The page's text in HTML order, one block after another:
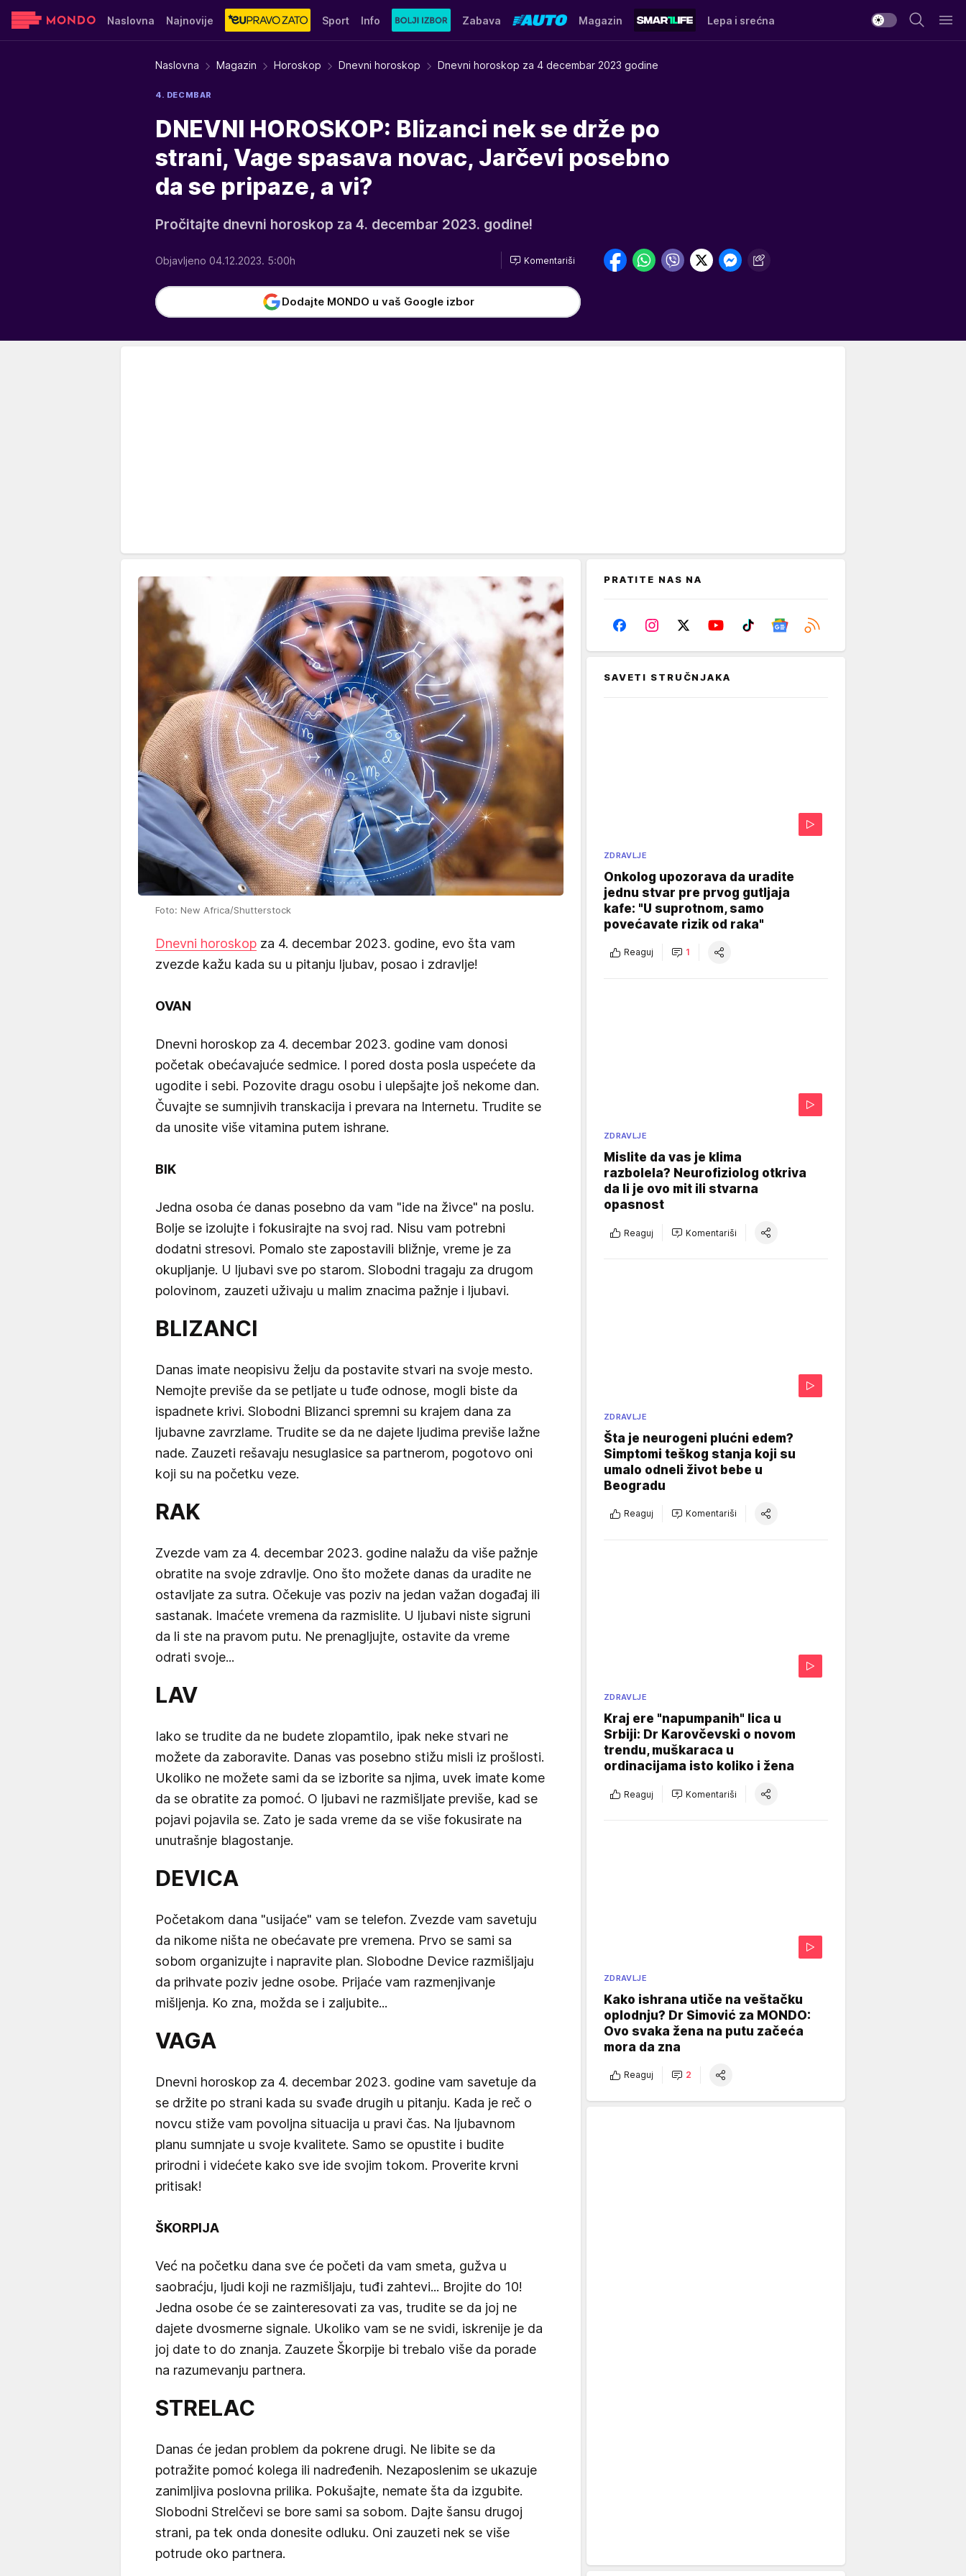
Naslovna Najnovije Sport Info Zabava Magazin Lepa i srećna
Stvar ukusa Yumama
Naslovna Magazin Horoskop Dnevni horoskop Dnevni horoskop za 4 decembar 2023 godine
4. DECMBAR
DNEVNI HOROSKOP: Blizanci nek se drže po
strani, Vage spasava novac, Jarčevi posebno
da se pripaze, a vi?
Pročitajte dnevni horoskop za 4. decembar 2023. godine!
Objavljeno 04.12.2023. 5:00h Komentariši
Dodajte MONDO u vaš Google izbor
Foto: New Africa/Shutterstock
Dnevni horoskop za 4. decembar 2023. godine, evo šta vam
zvezde kažu kada su u pitanju ljubav, posao i zdravlje!
OVAN
Dnevni horoskop za 4. decembar 2023. godine vam donosi
početak obećavajuće sedmice. I pored dosta posla uspećete da
ugodite i sebi. Pozovite dragu osobu i ulepšajte još nekome dan.
Čuvajte se sumnjivih transkacija i prevara na Internetu. Trudite se
da unosite više vitamina putem ishrane.
BIK
Jedna osoba će danas posebno da vam "ide na živce" na poslu.
Bolje se izolujte i fokusirajte na svoj rad. Nisu vam potrebni
dodatni stresovi. Pomalo ste zapostavili bližnje, vreme je za
okupljanje. U ljubavi sve po starom. Slobodni tragaju za drugom
polovinom, zauzeti uživaju u malim znacima pažnje i ljubavi.
BLIZANCI
Danas imate neopisivu želju da postavite stvari na svoje mesto.
Nemojte previše da se petljate u tuđe odnose, mogli biste da
ispadnete krivi. Slobodni Blizanci spremni su krajem dana za
ljubavne zavrzlame. Trudite se da ne dajete ljudima previše lažne
nade. Zauzeti rešavaju nesuglasice sa partnerom, pogotovo oni
koji su na početku veze.
RAK
Zvezde vam za 4. decembar 2023. godine nalažu da više pažnje
obratite na svoje zdravlje. Ono što možete danas da uradite ne
ostavljate za sutra. Očekuje vas poziv na jedan važan događaj ili
sastanak. Imaćete vremena da razmislite. U ljubavi niste sigruni
da li ste na pravom putu. Ne prenagljujte, ostavite da vreme
odrati svoje...
LAV
Iako se trudite da ne budete zlopamtilo, ipak neke stvari ne
možete da zaboravite. Danas vas posebno stižu misli iz prošlosti.
Ukoliko ne možete sami da se izborite sa njima, uvek imate kome
da se obratite za pomoć. O ljubavi ne razmišljate previše, kad se
pojavi pojavila se. Zato je sada vreme da se više fokusirate na
unutrašnje blagostanje.
DEVICA
Početakom dana "usijaće" vam se telefon. Zvezde vam savetuju
da nikome ništa ne obećavate pre vremena. Prvo se sami sa
sobom organizujte i napravite plan. Slobodne Device razmišljaju
da prihvate poziv jedne osobe. Prijaće vam razmenjivanje
mišljenja. Ko zna, možda se i zaljubite...
VAGA
Dnevni horoskop za 4. decembar 2023. godine vam savetuje da
se držite po strani kada su svađe drugih u pitanju. Kada je reč o
novcu stiže vam povoljna situacija u pravi čas. Na ljubavnom
planu sumnjate u svoje kvalitete. Samo se opustite i budite
prirodni i videćete kako sve ide svojim tokom. Proverite krvni
pritisak!
ŠKORPIJA
Već na početku dana sve će početi da vam smeta, gužva u
saobraćju, ljudi koji ne razmišljaju, tuđi zahtevi... Brojite do 10!
Jedna osobe će se zainteresovati za vas, trudite se da joj ne
dajete dvosmerne signale. Ukoliko vam se ne svidi, iskrenije je da
joj date to do znanja. Zauzete Škorpije bi trebalo više da porade
na razumevanju partnera.
STRELAC
Danas će jedan problem da pokrene drugi. Ne libite se da
potražite pomoć kolega ili nadređenih. Nezaposlenim se ukazuje
zanimljiva poslovna prilika. Pokušajte, nemate šta da izgubite.
Slobodni Strelčevi se bore sami sa sobom. Dajte šansu drugoj
strani, pa tek onda donesite odluku. Oni zauzeti nek se više
potrude oko partnera.
PRATITE NAS NA
SAVETI STRUČNJAKA
ZDRAVLJE
Onkolog upozorava da uradite
jednu stvar pre prvog gutljaja
kafe: "U suprotnom, samo
povećavate rizik od raka"
Reaguj 1
ZDRAVLJE
Mislite da vas je klima
razbolela? Neurofiziolog otkriva
da li je ovo mit ili stvarna
opasnost
Reaguj Komentariši
ZDRAVLJE
Šta je neurogeni plućni edem?
Simptomi teškog stanja koji su
umalo odneli život bebe u
Beogradu
Reaguj Komentariši
ZDRAVLJE
Kraj ere "napumpanih" lica u
Srbiji: Dr Karovčevski o novom
trendu, muškaraca u
ordinacijama isto koliko i žena
Reaguj Komentariši
ZDRAVLJE
Kako ishrana utiče na veštačku
oplodnju? Dr Simović za MONDO:
Ovo svaka žena na putu začeća
mora da zna
Reaguj 2